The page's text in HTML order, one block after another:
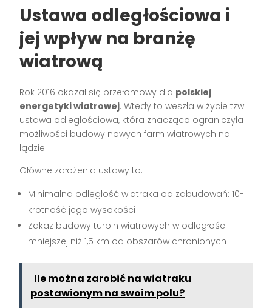
Ustawa odległościowa i
jej wpływ na branżę
wiatrową
Rok 2016 okazał się przełomowy dla polskiej
energetyki wiatrowej. Wtedy to weszła w życie tzw.
ustawa odległościowa, która znacząco ograniczyła
możliwości budowy nowych farm wiatrowych na
lądzie.
Główne założenia ustawy to:
Minimalna odległość wiatraka od zabudowań: 10-
krotność jego wysokości
Zakaz budowy turbin wiatrowych w odległości
mniejszej niż 1,5 km od obszarów chronionych
Ile można zarobić na wiatraku
postawionym na swoim polu?